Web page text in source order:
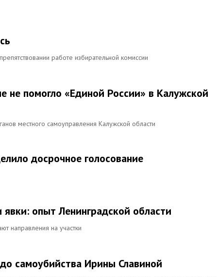
работе избирательной комиссии
не помогло «Единой России» в Калужской
местного самоуправления Калужской области
досрочное голосование
опыт Ленинградской области
направления на участки
самоубийства Ирины Славиной